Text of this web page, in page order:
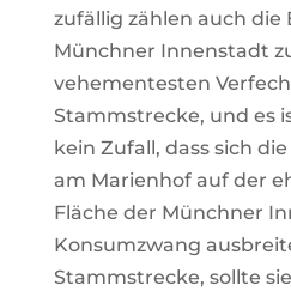
zufällig zählen auch die
Münchner Innenstadt
vehementesten
Stammstrecke, und es
kein Zufall, dass sich
am Marienhof auf der
Fläche der Münchner
Konsumzwang
Stammstrecke, sollte